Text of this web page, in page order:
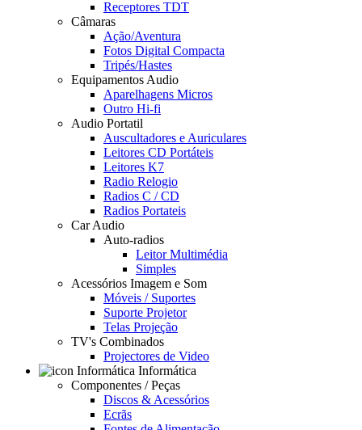
Receptores TDT
Câmaras
Ação/Aventura
Fotos Digital Compacta
Tripés/Hastes
Equipamentos Audio
Aparelhagens Micros
Outro Hi-fi
Audio Portatil
Auscultadores e Auriculares
Leitores CD Portáteis
Leitores K7
Radio Relogio
Radios C / CD
Radios Portateis
Car Audio
Auto-radios
Leitor Multimédia
Simples
Acessórios Imagem e Som
Móveis / Suportes
Suporte Projetor
Telas Projeção
TV's Combinados
Projectores de Video
Informática
Componentes / Peças
Discos & Acessórios
Ecrãs